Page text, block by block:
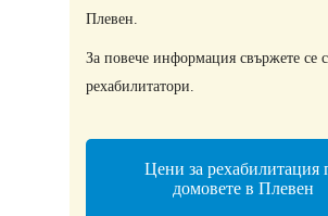
Плевен.
За повече информация свържете се
рехабилитатори.
Цени за рехабилитация
домовете в Плевен